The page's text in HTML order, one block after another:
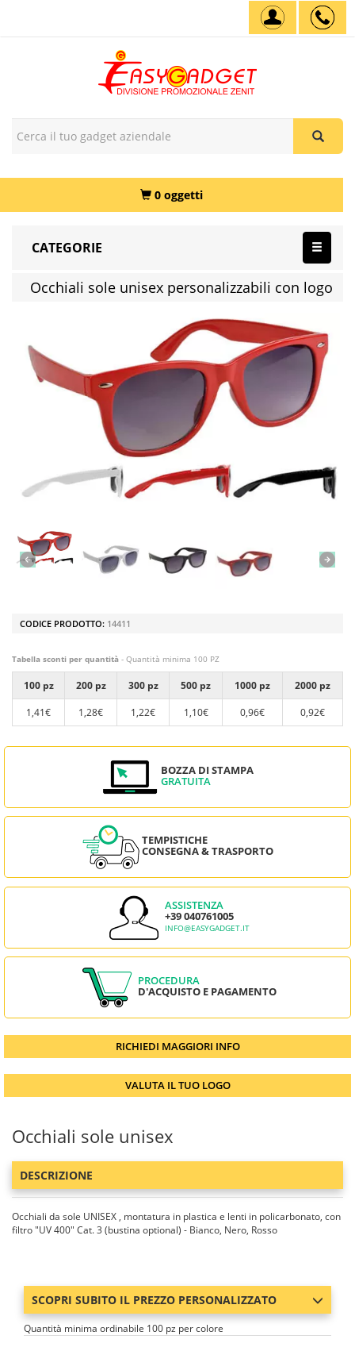
0 oggetti
CATEGORIE
Occhiali sole unisex personalizzabili con logo
CODICE PRODOTTO: 14411
Tabella sconti per quantità - Quantità minima 100 PZ
100 pz 200 pz 300 pz 500 pz 1000 pz
2000 pz
1,41€
1,28€ 1,22€ 1,10€ 0,96€ 0,92€
BOZZA DI STAMPA
GRATUITA
TEMPISTICHE
CONSEGNA & TRASPORTO
ASSISTENZA
+39 040761005
INFO@EASYGADGET.IT
PROCEDURA
D'ACQUISTO E PAGAMENTO
RICHIEDI MAGGIORI INFO
VALUTA IL TUO LOGO
Occhiali sole unisex
DESCRIZIONE
Occhiali da sole UNISEX , montatura in plastica e lenti in policarbonato, con
filtro "UV 400" Cat. 3 (bustina optional) - Bianco, Nero, Rosso
SCOPRI SUBITO IL PREZZO PERSONALIZZATO
Quantità minima ordinabile 100 pz per colore